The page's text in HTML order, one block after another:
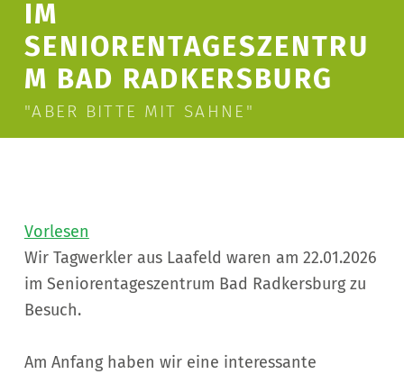
IM
SENIORENTAGESZENTRU
M BAD RADKERSBURG
"ABER BITTE MIT SAHNE"
Vorlesen
Wir Tagwerkler aus Laafeld waren am 22.01.2026
im Seniorentageszentrum Bad Radkersburg zu
Besuch.
Am Anfang haben wir eine interessante